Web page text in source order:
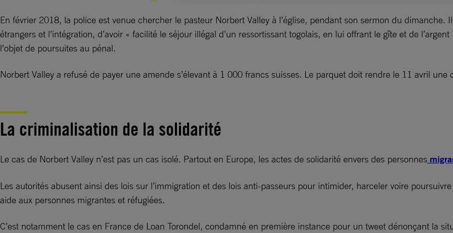
En février 2018, la police est venue chercher le pasteur Norbert Valley à l’église, pendant son sermon du dimanche.
étrangers et l’intégration, d’avoir « facilité le séjour illégal d’un ressortissant togolais, en lui offrant le gîte et de
l’objet de poursuites au pénal.
Norbert Valley a refusé de payer une amende s’élevant à 1 000 francs suisses. Le parquet doit rendre le 11 avril
La criminalisation de la solidarité
Le cas de Norbert Valley n’est pas un cas isolé. Partout en Europe, les actes de solidarité envers des personnes
Les autorités abusent ainsi des lois sur l’immigration et des lois anti-passeurs pour intimider, harceler voire
aide aux personnes migrantes et réfugiées.
C’est notamment le cas en France de Loan Torondel, condamné en première instance pour un tweet dénonçant la